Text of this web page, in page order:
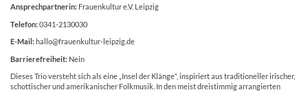
Ansprechpartnerin: Frauenkultur e.V. Leipzig
Telefon:0341-2130030
E-Mail: hallo@frauenkultur-leipzig.de
Barrierefreiheit: Nein
Dieses Trio versteht sich als eine „Insel der Klänge“, inspiriert aus traditioneller irischer,
schottischer und amerikanischer Folkmusik. In den meist dreistimmig arrangierten